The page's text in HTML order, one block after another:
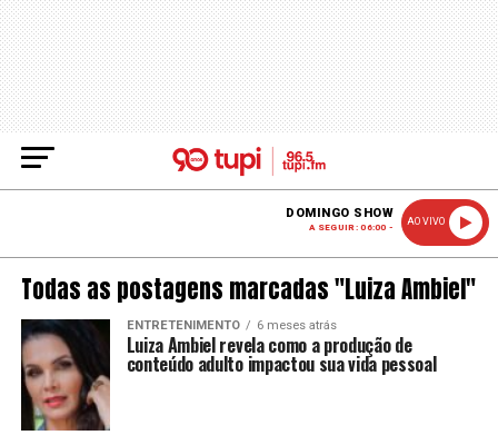
DOMINGO SHOW
A SEGUIR: 06:00 -
AO VIVO
Todas as postagens marcadas "Luiza Ambiel"
ENTRETENIMENTO 6 meses atrás
Luiza Ambiel revela como a produção de
conteúdo adulto impactou sua vida pessoal